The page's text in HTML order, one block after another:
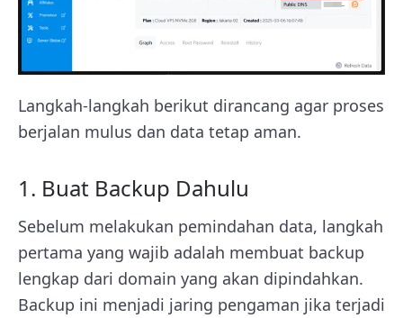
Langkah-langkah berikut dirancang agar proses
berjalan mulus dan data tetap aman.
1. Buat Backup Dahulu
Sebelum melakukan pemindahan data, langkah
pertama yang wajib adalah membuat backup
lengkap dari domain yang akan dipindahkan.
Backup ini menjadi jaring pengaman jika terjadi